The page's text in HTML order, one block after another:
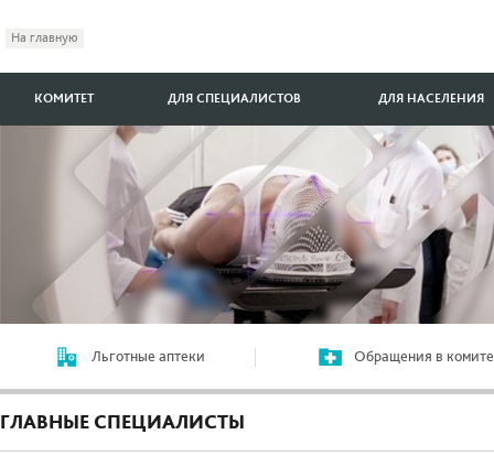
На главную
КОМИТЕТ ДЛЯ СПЕЦИАЛИСТОВ ДЛЯ НАСЕЛЕНИЯ
Льготные аптеки Обращения в
ГЛАВНЫЕ СПЕЦИАЛИСТЫ